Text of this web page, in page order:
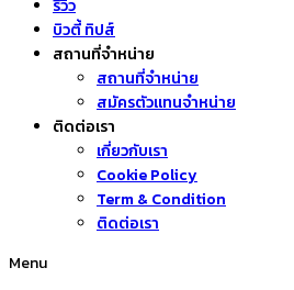
รีวิว
บิวตี้ ทิปส์
สถานที่จำหน่าย
สถานที่จำหน่าย
สมัครตัวแทนจำหน่าย
ติดต่อเรา
เกี่ยวกับเรา
Cookie Policy
Term & Condition
ติดต่อเรา
Menu